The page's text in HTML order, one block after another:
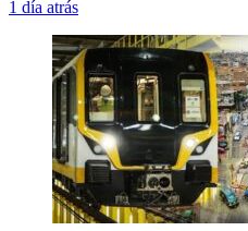
1 día atrás